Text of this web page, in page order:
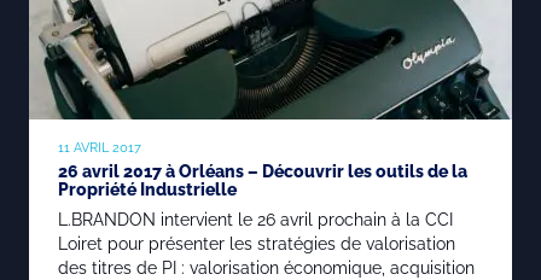
M&A
Diversifier ses activités
Missions packagées
L’équipe
Notre histoire
11 AVRIL 2017
26 avril 2017 à Orléans – Découvrir les outils de la
Propriété Industrielle
L.BRANDON intervient le 26 avril prochain à la CCI
Loiret pour présenter les stratégies de valorisation
des titres de PI : valorisation économique, acquisition